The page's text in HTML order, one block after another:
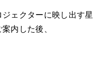
ェクターに映し出す星
内した後、